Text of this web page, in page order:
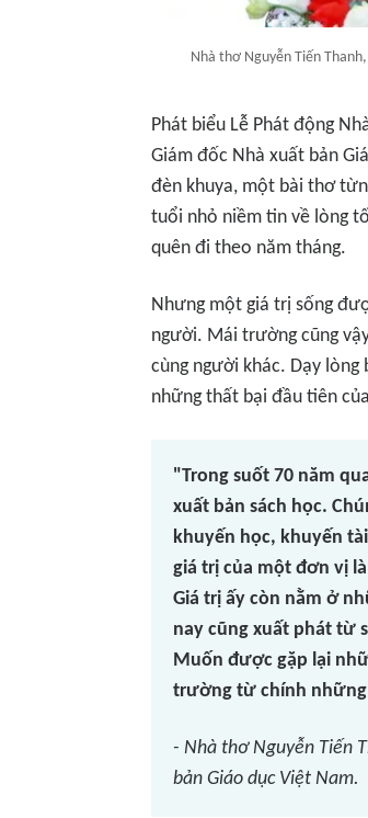
Nhà thơ Nguyễn Tiến
Phát biểu Lễ Phát động
Giám đốc Nhà xuất bản
đèn khuya, một bài thơ
tuổi nhỏ niềm tin về lòng
quên đi theo năm tháng.
Nhưng một giá trị sống
người. Mái trường cũng
cùng người khác. Dạy
những thất bại đầu tiên
"Trong suốt 70 năm
xuất bản sách học.
khuyến học, khuyến
giá trị của một đơn vị
Giá trị ấy còn nằm ở
nay cũng xuất phát từ
Muốn được gặp lại
trường từ chính những
- Nhà thơ Nguyễn Tiến
bản Giáo dục Việt Nam.